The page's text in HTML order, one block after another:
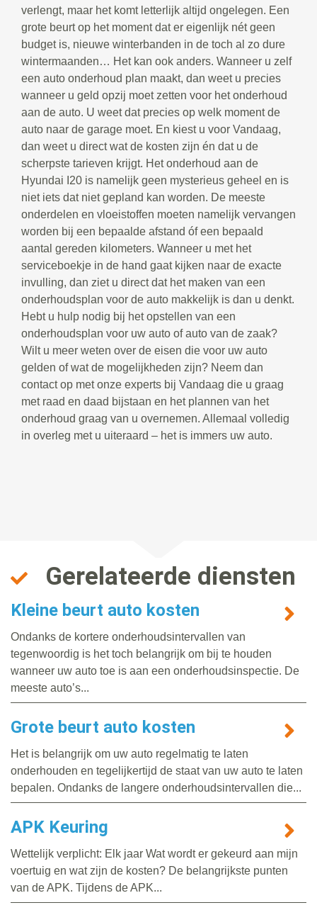
verlengt, maar het komt letterlijk altijd ongelegen. Een
grote beurt op het moment dat er eigenlijk nét geen
budget is, nieuwe winterbanden in de toch al zo dure
wintermaanden… Het kan ook anders. Wanneer u zelf
een auto onderhoud plan maakt, dan weet u precies
wanneer u geld opzij moet zetten voor het onderhoud
aan de auto. U weet dat precies op welk moment de
auto naar de garage moet. En kiest u voor Vandaag,
dan weet u direct wat de kosten zijn én dat u de
scherpste tarieven krijgt. Het onderhoud aan de
Hyundai I20 is namelijk geen mysterieus geheel en is
niet iets dat niet gepland kan worden. De meeste
onderdelen en vloeistoffen moeten namelijk vervangen
worden bij een bepaalde afstand óf een bepaald
aantal gereden kilometers. Wanneer u met het
serviceboekje in de hand gaat kijken naar de exacte
invulling, dan ziet u direct dat het maken van een
onderhoudsplan voor de auto makkelijk is dan u denkt.
Hebt u hulp nodig bij het opstellen van een
onderhoudsplan voor uw auto of auto van de zaak?
Wilt u meer weten over de eisen die voor uw auto
gelden of wat de mogelijkheden zijn? Neem dan
contact op met onze experts bij Vandaag die u graag
met raad en daad bijstaan en het plannen van het
onderhoud graag van u overnemen. Allemaal volledig
in overleg met u uiteraard – het is immers uw auto.
Gerelateerde diensten
Kleine beurt auto kosten
Ondanks de kortere onderhoudsintervallen van
tegenwoordig is het toch belangrijk om bij te houden
wanneer uw auto toe is aan een onderhoudsinspectie. De
meeste auto’s...
Grote beurt auto kosten
Het is belangrijk om uw auto regelmatig te laten
onderhouden en tegelijkertijd de staat van uw auto te laten
bepalen. Ondanks de langere onderhoudsintervallen die...
APK Keuring
Wettelijk verplicht: Elk jaar Wat wordt er gekeurd aan mijn
voertuig en wat zijn de kosten? De belangrijkste punten
van de APK. Tijdens de APK...